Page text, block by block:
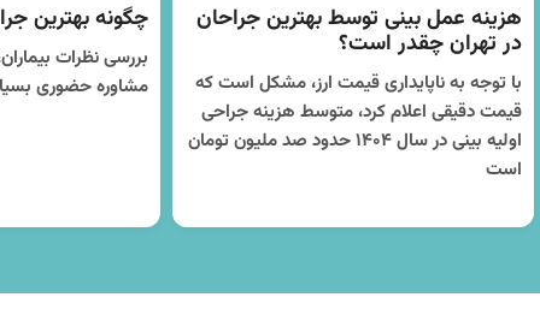
هزینه عمل بینی توسط بهترین جراحان
در تهران چقدر است؟
با توجه به ناپایداری قیمت ارز، مشکل است که
قیمت دقیقی اعلام کرد، متوسط هزینه جراحی
اولیه بینی در سال ۱۴۰۴ حدود صد ملیون تومان
است
چگونه بهترین
بررسی نظرات
مشاوره حضوری